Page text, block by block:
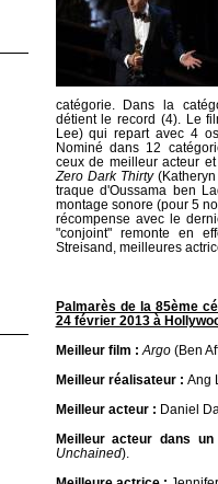
catégorie. Dans la
détient le record (4). Le
Lee) qui repart avec 4
Nominé dans 12
ceux de meilleur acteur
Zero Dark Thirty(Katheryn
traque d'Oussama ben
montage sonore (pour 5
récompense avec le
"conjoint" remonte en
Streisand, meilleures
Palmarès de la 85ème
24 février 2013 à
Meilleur film : Argo(Ben
Meilleur réalisateur : Ang
Meilleur acteur : Daniel
Meilleur acteur dans
Unchained).